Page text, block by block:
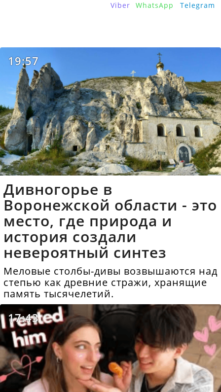
Viber WhatsApp Telegram
19:57
Дивногорье в
Воронежской области - это
место, где природа и
история создали
невероятный синтез
Меловые столбы-дивы возвышаются над
степью как древние стражи, хранящие
память тысячелетий.
17:43